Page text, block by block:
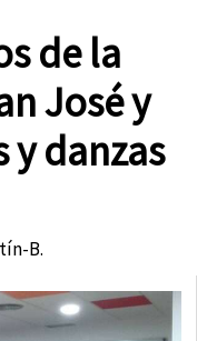
de la
José y
y danzas
B.